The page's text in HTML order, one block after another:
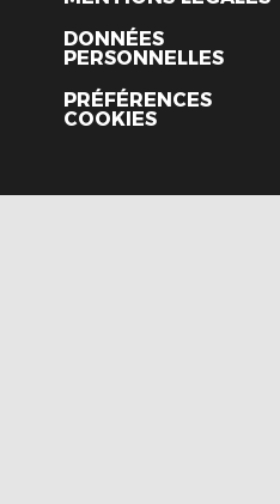
DONNÉES
PERSONNELLES
PRÉFÉRENCES
COOKIES